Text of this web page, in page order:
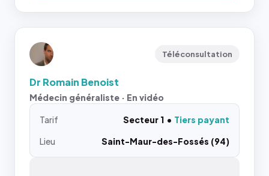
Téléconsultation
Dr Romain Benoist
Médecin généraliste · En vidéo
Tarif Secteur 1
Tiers payant
Lieu
Saint-Maur-des-Fossés (94)